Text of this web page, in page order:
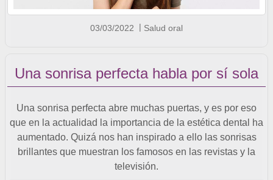
03/03/2022 Salud oral
Una sonrisa perfecta habla por sí sola
Una sonrisa perfecta abre muchas puertas, y es por eso
que en la actualidad la importancia de la estética dental ha
aumentado. Quizá nos han inspirado a ello las sonrisas
brillantes que muestran los famosos en las revistas y la
televisión.